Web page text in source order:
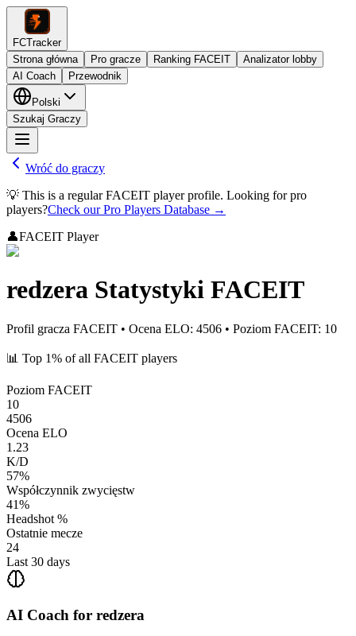
FCTracker
Strona główna
Pro gracze Ranking FACEIT
Analizator lobby
AI Coach
Przewodnik
Polski
Szukaj Graczy
Wróć do graczy
💡 This is a regular FACEIT player profile. Looking for pro
players?Check our Pro Players Database →
👤FACEIT Player
redzera Statystyki FACEIT
Profil gracza FACEIT • Ocena ELO: 4506 • Poziom FACEIT: 10
📊 Top 1% of all FACEIT players
Poziom FACEIT
10
4506
Ocena ELO
1.23
K/D
57%
Współczynnik zwycięstw
41%
Headshot %
Ostatnie mecze
24
Last 30 days
AI Coach for redzera